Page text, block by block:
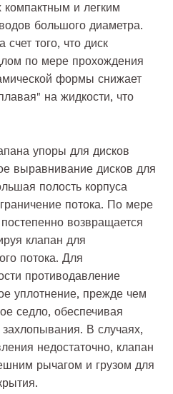
и легким
большого диаметра.
того, что диск
по мере прохождения
формы снижает
на жидкости, что
упоры для дисков
выравнивание дисков для
полость корпуса
потока. По мере
возвращается
клапан для
потока. Для
противодавление
уплотнение, прежде чем
седло, обеспечивая
В случаях,
недостаточно, клапан
рычагом и грузом для